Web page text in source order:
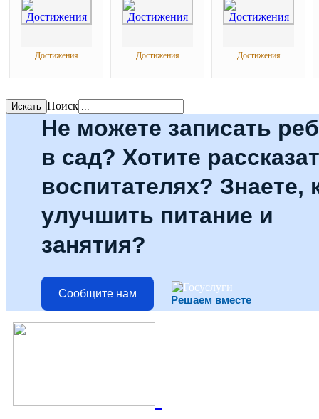
Достижения Достижения Достижения
Поиск
Не можете записать
в сад? Хотите
воспитателях? Знаете,
улучшить питание и
занятия?
Сообщите нам Решаем вместе